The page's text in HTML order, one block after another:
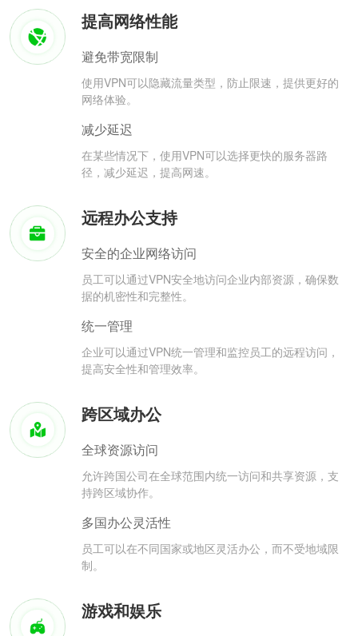
提高网络性能
避免带宽限制
使用VPN可以隐藏流量类型，防止限速，提供更好的
网络体验。
减少延迟
在某些情况下，使用VPN可以选择更快的服务器路
径，减少延迟，提高网速。
远程办公支持
安全的企业网络访问
员工可以通过VPN安全地访问企业内部资源，确保数
据的机密性和完整性。
统一管理
企业可以通过VPN统一管理和监控员工的远程访问，
提高安全性和管理效率。
跨区域办公
全球资源访问
允许跨国公司在全球范围内统一访问和共享资源，支
持跨区域协作。
多国办公灵活性
员工可以在不同国家或地区灵活办公，而不受地域限
制。
游戏和娱乐